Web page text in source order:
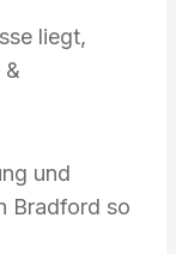
liegt,
&
und
Bradford so